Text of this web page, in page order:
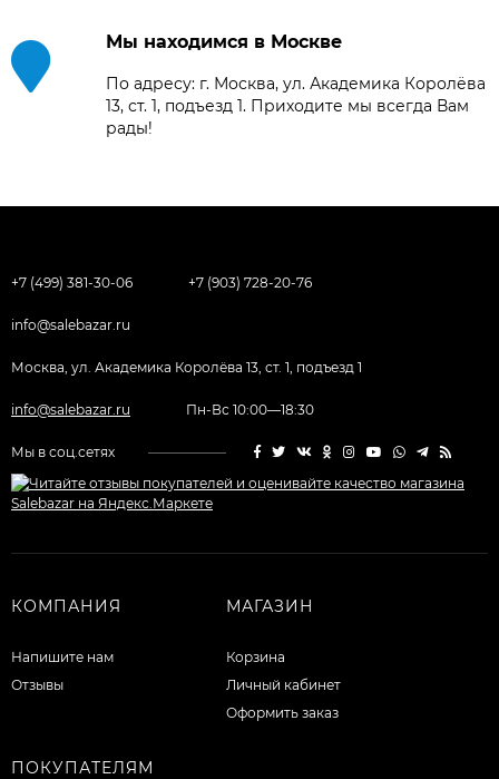
Мы находимся в Москве
По адресу: г. Москва, ул. Академика Королёва
13, ст. 1, подъезд 1. Приходите мы всегда Вам
рады!
+7 (499) 381-30-06 +7 (903) 728-20-76
info@salebazar.ru
Москва, ул. Академика Королёва 13, ст. 1, подъезд 1
info@salebazar.ru Пн-Вс 10:00—18:30
Мы в соц.сетях
КОМПАНИЯ
Напишите нам
Отзывы
МАГАЗИН
Корзина
Личный кабинет
Оформить заказ
ПОКУПАТЕЛЯМ